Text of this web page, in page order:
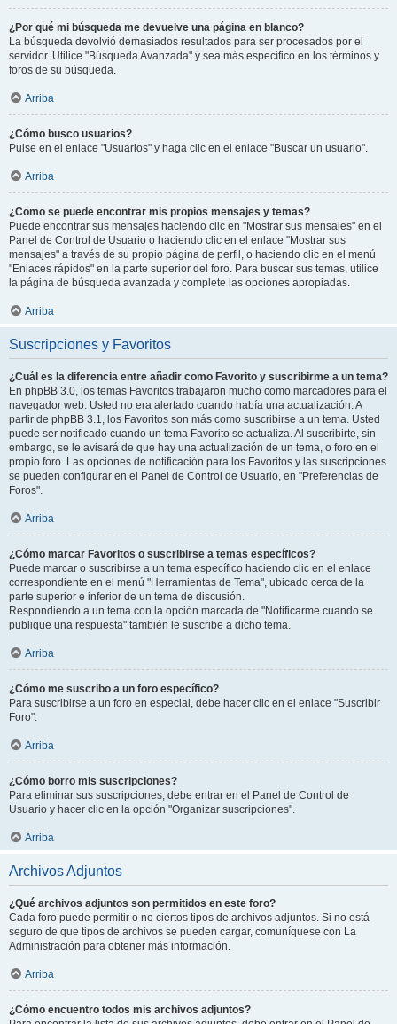
¿Por qué mi búsqueda me devuelve una página en blanco?
La búsqueda devolvió demasiados resultados para ser procesados por el
servidor. Utilice "Búsqueda Avanzada" y sea más específico en los términos y
foros de su búsqueda.
Arriba
¿Cómo busco usuarios?
Pulse en el enlace "Usuarios" y haga clic en el enlace "Buscar un usuario".
Arriba
¿Como se puede encontrar mis propios mensajes y temas?
Puede encontrar sus mensajes haciendo clic en "Mostrar sus mensajes" en el
Panel de Control de Usuario o haciendo clic en el enlace "Mostrar sus
mensajes" a través de su propio página de perfil, o haciendo clic en el menú
"Enlaces rápidos" en la parte superior del foro. Para buscar sus temas, utilice
la página de búsqueda avanzada y complete las opciones apropiadas.
Arriba
Suscripciones y Favoritos
¿Cuál es la diferencia entre añadir como Favorito y suscribirme a un tema?
En phpBB 3.0, los temas Favoritos trabajaron mucho como marcadores para el
navegador web. Usted no era alertado cuando había una actualización. A
partir de phpBB 3.1, los Favoritos son más como suscribirse a un tema. Usted
puede ser notificado cuando un tema Favorito se actualiza. Al suscribirte, sin
embargo, se le avisará de que hay una actualización de un tema, o foro en el
propio foro. Las opciones de notificación para los Favoritos y las suscripciones
se pueden configurar en el Panel de Control de Usuario, en "Preferencias de
Foros".
Arriba
¿Cómo marcar Favoritos o suscribirse a temas específicos?
Puede marcar o suscribirse a un tema específico haciendo clic en el enlace
correspondiente en el menú "Herramientas de Tema", ubicado cerca de la
parte superior e inferior de un tema de discusión.
Respondiendo a un tema con la opción marcada de "Notificarme cuando se
publique una respuesta" también le suscribe a dicho tema.
Arriba
¿Cómo me suscribo a un foro específico?
Para suscribirse a un foro en especial, debe hacer clic en el enlace "Suscribir
Foro".
Arriba
¿Cómo borro mis suscripciones?
Para eliminar sus suscripciones, debe entrar en el Panel de Control de
Usuario y hacer clic en la opción "Organizar suscripciones".
Arriba
Archivos Adjuntos
¿Qué archivos adjuntos son permitidos en este foro?
Cada foro puede permitir o no ciertos tipos de archivos adjuntos. Si no está
seguro de que tipos de archivos se pueden cargar, comuníquese con La
Administración para obtener más información.
Arriba
¿Cómo encuentro todos mis archivos adjuntos?